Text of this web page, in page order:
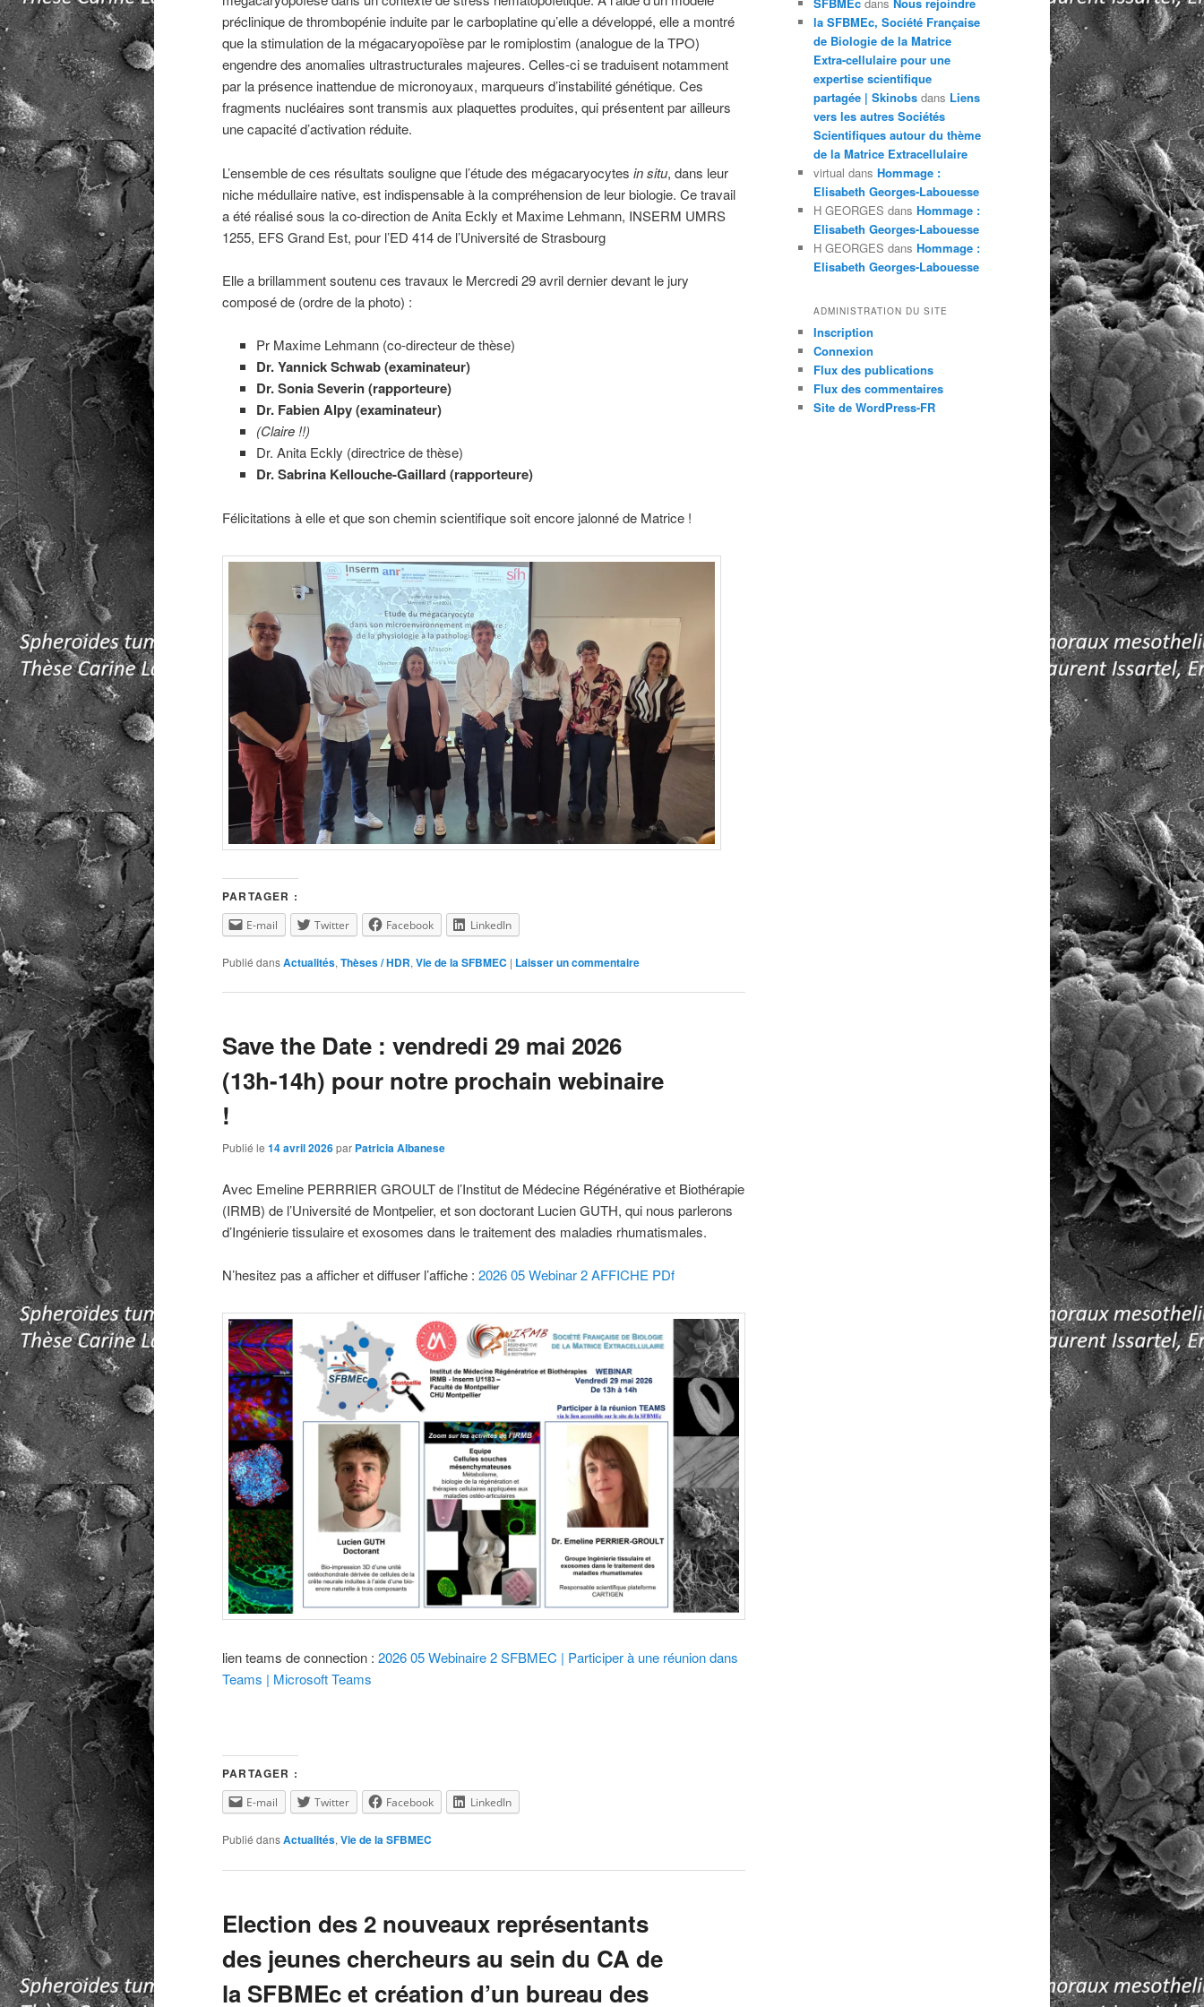
préclinique de thrombopénie induite par le carboplatine qu’elle a développé, elle a montré
que la stimulation de la mégacaryopoïèse par le romiplostim (analogue de la TPO)
engendre des anomalies ultrastructurales majeures. Celles-ci se traduisent notamment
par la présence inattendue de micronoyaux, marqueurs d’instabilité génétique. Ces
fragments nucléaires sont transmis aux plaquettes produites, qui présentent par ailleurs
une capacité d’activation réduite.
L’ensemble de ces résultats souligne que l’étude des mégacaryocytes in situ, dans leur
niche médullaire native, est indispensable à la compréhension de leur biologie. Ce travail
a été réalisé sous la co-direction de Anita Eckly et Maxime Lehmann, INSERM UMRS
1255, EFS Grand Est, pour l’ED 414 de l’Université de Strasbourg
Elle a brillamment soutenu ces travaux le Mercredi 29 avril dernier devant le jury
composé de (ordre de la photo) :
Pr Maxime Lehmann (co-directeur de thèse)
Dr. Yannick Schwab (examinateur)
Dr. Sonia Severin (rapporteure)
Dr. Fabien Alpy (examinateur)
(Claire !!)
Dr. Anita Eckly (directrice de thèse)
Dr. Sabrina Kellouche-Gaillard (rapporteure)
Félicitations à elle et que son chemin scientifique soit encore jalonné de Matrice !
PARTAGER :
E-mail Twitter Facebook LinkedIn
Publié dansActualités, Thèses / HDR, Vie de la SFBMEC | Laisser un commentaire
Save the Date : vendredi 29 mai 2026
(13h-14h) pour notre prochain webinaire
!
Publié le 14 avril 2026par Patricia Albanese
Avec Emeline PERRRIER GROULT de l’Institut de Médecine Régénérative et Biothérapie
(IRMB) de l’Université de Montpelier, et son doctorant Lucien GUTH, qui nous parlerons
d’Ingénierie tissulaire et exosomes dans le traitement des maladies rhumatismales.
N’hesitez pas a afficher et diffuser l’affiche : 2026 05 Webinar 2 AFFICHE PDf
lien teams de connection : 2026 05 Webinaire 2 SFBMEC | Participer à une réunion dans
Teams | Microsoft Teams
PARTAGER :
E-mail Twitter Facebook LinkedIn
Publié dansActualités, Vie de la SFBMEC
Election des 2 nouveaux représentants
des jeunes chercheurs au sein du CA de
la SFBMEc et création d’un bureau des
la SFBMEc, Société Française
de Biologie de la Matrice
Extra-cellulaire pour une
expertise scientifique
partagée | Skinobs dans Liens
vers les autres Sociétés
Scientifiques autour du thème
de la Matrice Extracellulaire
virtual dans Hommage :
Elisabeth Georges-Labouesse
H GEORGES dans Hommage :
Elisabeth Georges-Labouesse
H GEORGES dans Hommage :
Elisabeth Georges-Labouesse
ADMINISTRATION DU SITE
Inscription
Connexion
Flux des publications
Flux des commentaires
Site de WordPress-FR